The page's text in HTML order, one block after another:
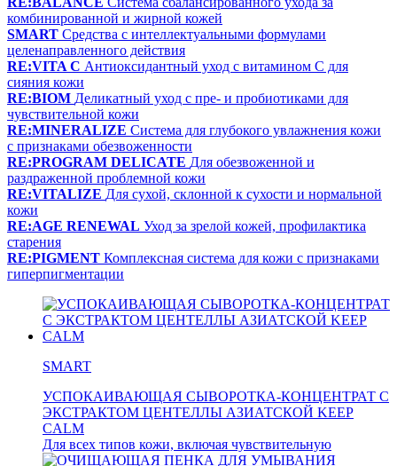
комбинированной и жирной кожей
SMART Средства с интеллектуальными формулами
целенаправленного действия
RE:VITA C Антиоксидантный уход с витамином С для
сияния кожи
RE:BIOM Деликатный уход с пре- и пробиотиками для
чувствительной кожи
RE:MINERALIZE Система для глубокого увлажнения кожи
с признаками обезвоженности
RE:PROGRAM DELICATE Для обезвоженной и
раздраженной проблемной кожи
RE:VITALIZE Для сухой, склонной к сухости и нормальной
кожи
RE:AGE RENEWAL Уход за зрелой кожей, профилактика
старения
RE:PIGMENT Комплексная система для кожи с признаками
гиперпигментации
SMART
УСПОКАИВАЮЩАЯ СЫВОРОТКА-КОНЦЕНТРАТ С
ЭКСТРАКТОМ ЦЕНТЕЛЛЫ АЗИАТСКОЙ KEEP
CALM
Для всех типов кожи, включая чувствительную